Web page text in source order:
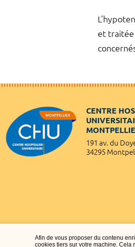
Afin de vous proposer du contenu
cookies tiers sur votre machine. Cela
et traitée
CENTRE
191 av. du
34295